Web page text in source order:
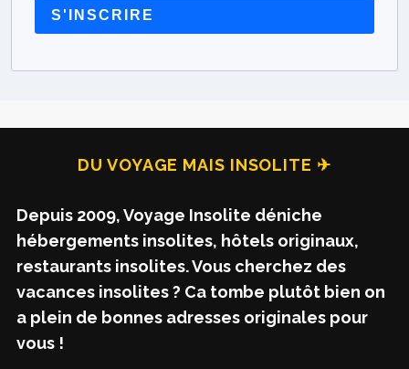
S'INSCRIRE
DU VOYAGE MAIS INSOLITE ✈
Depuis 2009, Voyage Insolite déniche
hébergements insolites, hôtels originaux,
restaurants insolites. Vous cherchez des
vacances insolites ? Ca tombe plutôt bien on
a plein de bonnes adresses originales pour
vous !